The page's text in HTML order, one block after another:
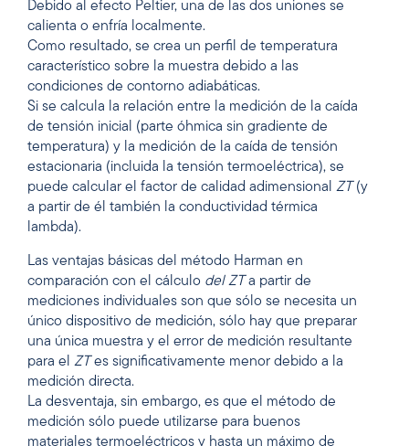
Debido al efecto Peltier, una de las dos uniones se
calienta o enfría localmente.
Como resultado, se crea un perfil de temperatura
característico sobre la muestra debido a las
condiciones de contorno adiabáticas.
Si se calcula la relación entre la medición de la caída
de tensión inicial (parte óhmica sin gradiente de
temperatura) y la medición de la caída de tensión
estacionaria (incluida la tensión termoeléctrica), se
puede calcular el factor de calidad adimensional ZT (y
a partir de él también la conductividad térmica
lambda).
Las ventajas básicas del método Harman en
comparación con el cálculo del ZT a partir de
mediciones individuales son que sólo se necesita un
único dispositivo de medición, sólo hay que preparar
una única muestra y el error de medición resultante
para el ZT es significativamente menor debido a la
medición directa.
La desventaja, sin embargo, es que el método de
medición sólo puede utilizarse para buenos
materiales termoeléctricos y hasta un máximo de